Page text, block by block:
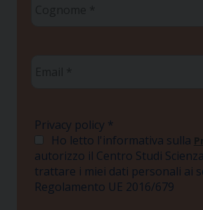
Privacy policy *
Ho letto l'informativa sulla
autorizzo il Centro Studi
trattare i miei dati personali ai
Regolamento UE 2016/679